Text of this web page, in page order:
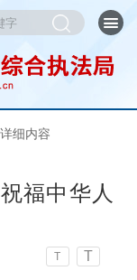
详细内容
福中华人
T T